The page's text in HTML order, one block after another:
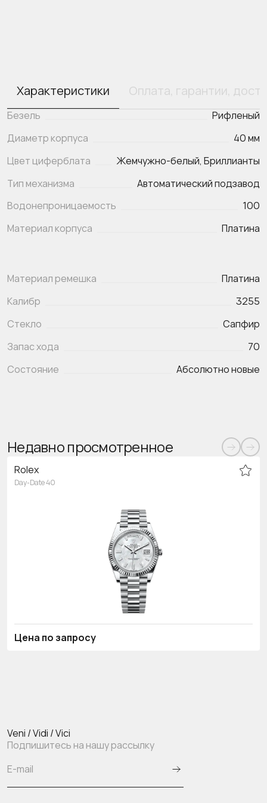
Характеристики Оплата, гарантии,
Безель
Рифленый
Диаметр корпуса
40 мм
Цвет циферблата
Жемчужно-белый, Бриллианты
Тип механизма
Автоматический подзавод
Водонепроницаемость
100
Материал корпуса
Платина
Материал ремешка
Платина
Калибр
3255
Стекло
Сапфир
Запас хода
70
Состояние
Абсолютно новые
Недавно просмотренное
Rolex
Day-Date 40
Цена по запросу
Veni / Vidi / Vici
Подпишитесь на нашу рассылку